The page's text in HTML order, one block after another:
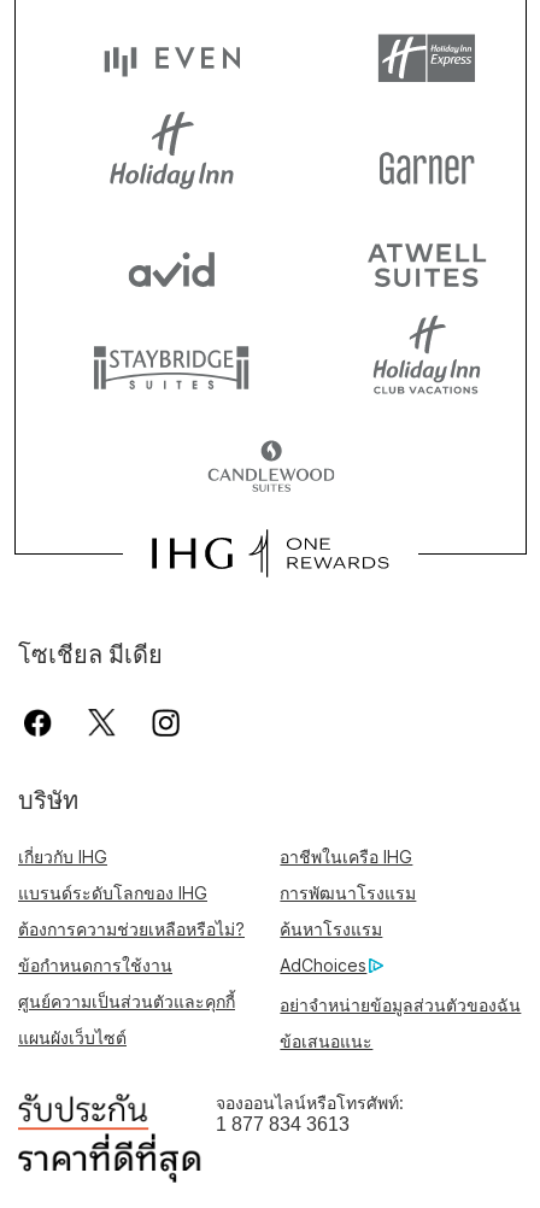
โซเชียล มีเดีย
บริษัท
เกี่ยวกับ IHG
อาชีพในเครือ IHG
แบรนด์ระดับโลกของ IHG
การพัฒนาโรงแรม
ต้องการความช่วยเหลือหรือไม่?
ค้นหาโรงแรม
ข้อกำหนดการใช้งาน
AdChoices
ศูนย์ความเป็นส่วนตัวและคุกกี้
อย่าจำหน่ายข้อมูลส่วนตัวของฉัน
แผนผังเว็บไซต์
ข้อเสนอแนะ
จองออนไลน์หรือโทรศัพท์:
1 877 834 3613